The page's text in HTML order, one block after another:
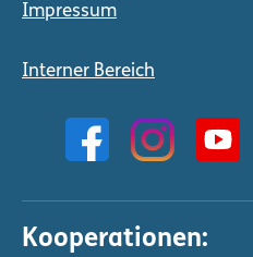
Impressum
Interner Bereich
Kooperationen: